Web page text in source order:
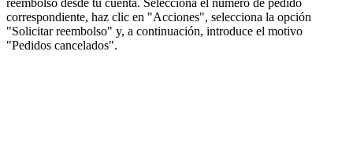
reembolso desde tu cuenta. Selecciona el número de pedido
correspondiente, haz clic en "Acciones", selecciona la opción
"Solicitar reembolso" y, a continuación, introduce el motivo
"Pedidos cancelados".